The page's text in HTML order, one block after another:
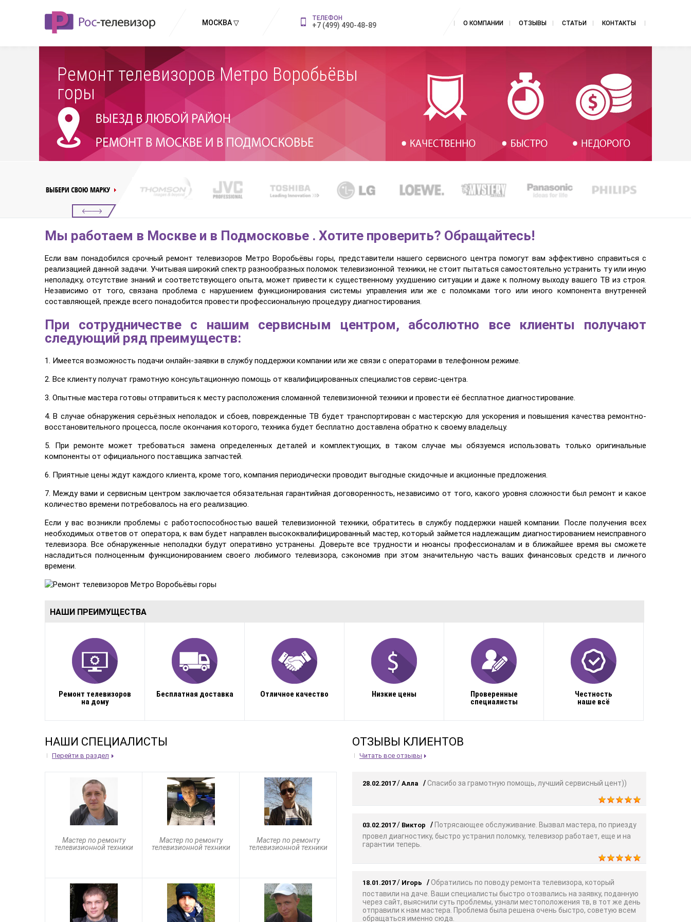
МОСКВА ▽
ТЕЛЕФОН
+7 (499) 490-48-89 О КОМПАНИИ ОТЗЫВЫ СТАТЬИ КОНТАКТЫ
Ремонт телевизоров Метро Воробьёвы
горы
Мы работаем в Москве и в Подмосковье . Хотите проверить? Обращайтесь!
Если вам понадобился срочный ремонт телевизоров Метро Воробьёвы горы, представители нашего сервисного центра помогут вам эффективно справиться с
реализацией данной задачи. Учитывая широкий спектр разнообразных поломок телевизионной техники, не стоит пытаться самостоятельно устранить ту или иную
неполадку, отсутствие знаний и соответствующего опыта, может привести к существенному ухудшению ситуации и даже к полному выходу вашего ТВ из строя.
Независимо от того, связана проблема с нарушением функционирования системы управления или же с поломками того или иного компонента внутренней
составляющей, прежде всего понадобится провести профессиональную процедуру диагностирования.
При сотрудничестве с нашим сервисным центром, абсолютно все клиенты получают
следующий ряд преимуществ:
1. Имеется возможность подачи онлайн-заявки в службу поддержки компании или же связи с операторами в телефонном режиме.
2. Все клиенту получат грамотную консультационную помощь от квалифицированных специалистов сервис-центра.
3. Опытные мастера готовы отправиться к месту расположения сломанной телевизионной техники и провести её бесплатное диагностирование.
4. В случае обнаружения серьёзных неполадок и сбоев, поврежденные ТВ будет транспортирован с мастерскую для ускорения и повышения качества ремонтно-
восстановительного процесса, после окончания которого, техника будет бесплатно доставлена обратно к своему владельцу.
5. При ремонте может требоваться замена определенных деталей и комплектующих, в таком случае мы обязуемся использовать только оригинальные
компоненты от официального поставщика запчастей.
6. Приятные цены ждут каждого клиента, кроме того, компания периодически проводит выгодные скидочные и акционные предложения.
7. Между вами и сервисным центром заключается обязательная гарантийная договоренность, независимо от того, какого уровня сложности был ремонт и какое
количество времени потребовалось на его реализацию.
Если у вас возникли проблемы с работоспособностью вашей телевизионной техники, обратитесь в службу поддержки нашей компании. После получения всех
необходимых ответов от оператора, к вам будет направлен высококвалифицированный мастер, который займется надлежащим диагностированием неисправного
телевизора. Все обнаруженные неполадки будут оперативно устранены. Доверьте все трудности и нюансы профессионалам и в ближайшее время вы сможете
насладиться полноценным функционированием своего любимого телевизора, сэкономив при этом значительную часть ваших финансовых средств и личного
времени.
НАШИ ПРЕИМУЩЕСТВА
Ремонт телевизоров
на дому
Бесплатная доставка Отличное качество Низкие цены
Проверенные
специалисты
Честность
наше всё
НАШИ СПЕЦИАЛИСТЫ
Перейти в раздел
Мастер по ремонту
телевизионной техники
Мастер по ремонту
телевизионной техники
Мастер по ремонту
телевизионной техники
ОТЗЫВЫ КЛИЕНТОВ
Читать все отзывы
28.02.2017/ Алла /Спасибо за грамотную помощь, лучший сервисный цент))
03.02.2017/ Виктор / Потрясающее обслуживание. Вызвал мастера, по приезду
провел диагностику, быстро устранил поломку, телевизор работает, еще и на
гарантии теперь.
18.01.2017/ Игорь /Обратились по поводу ремонта телевизора, который
поставили на даче. Ваши специалисты быстро отозвались на заявку, поданную
через сайт, выяснили суть проблемы, узнали местоположения тв, в тот же день
отправили к нам мастера. Проблема была решена очень быстро, советую всем
обращаться именно сюда.